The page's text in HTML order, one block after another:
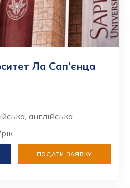
Ла Сап’єнца
англійська
ПОДАТИ ЗАЯВКУ